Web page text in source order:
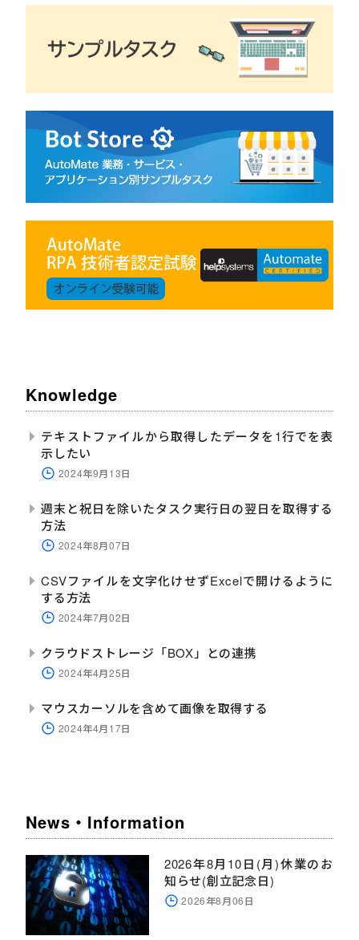
Knowledge
テキストファイルから取得したデータを1行でを表
示したい
2024年9月13日
週末と祝日を除いたタスク実行日の翌日を取得する
方法
2024年8月07日
CSVファイルを文字化けせずExcelで開けるように
する方法
2024年7月02日
クラウドストレージ「BOX」との連携
2024年4月25日
マウスカーソルを含めて画像を取得する
2024年4月17日
News・Information
2026年8月10日(月)休業のお
知らせ(創立記念日)
2026年8月06日